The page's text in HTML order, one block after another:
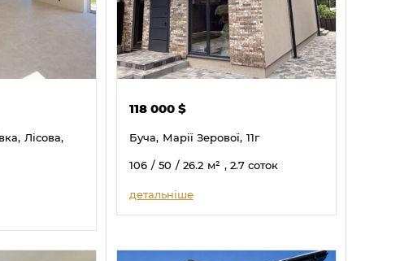
Лісова,
118 000 $
Буча, Марії Зерової, 11г
106 / 50 / 26.2 м² , 2.7 соток
детальніше